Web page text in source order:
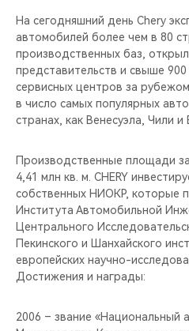
На сегодняшний день Chery
автомобилей более чем в 80
производственных баз,
представительств и свыше
сервисных центров за
в число самых популярных
странах, как Венесуэла, Чили и
Производственные площади
4,41 млн кв. м. CHERY
собственных НИОКР, которые
Института Автомобильной
Центрального
Пекинского и Шанхайского
европейских научно-
Достижения и награды:
2006 – звание «Национальный